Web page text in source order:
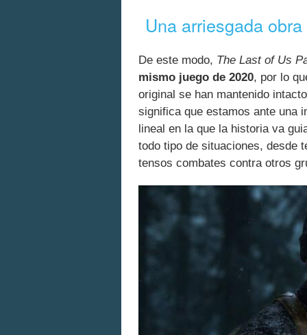
Una arriesgada
De este modo, The Last of Us
mismo juego de 2020, por lo
original se han mantenido
significa que estamos ante una
lineal en la que la historia va
todo tipo de situaciones, desde
tensos combates contra otros